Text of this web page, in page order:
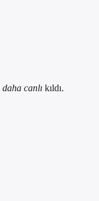
daha canlı kıldı.